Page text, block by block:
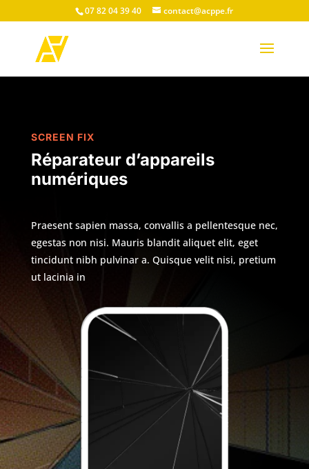
07 82 04 39 40 contact@acppe.fr
SCREEN FIX
Réparateur d’appareils
numériques
Praesent sapien massa, convallis a pellentesque nec,
egestas non nisi. Mauris blandit aliquet elit, eget
tincidunt nibh pulvinar a. Quisque velit nisi, pretium
ut lacinia in